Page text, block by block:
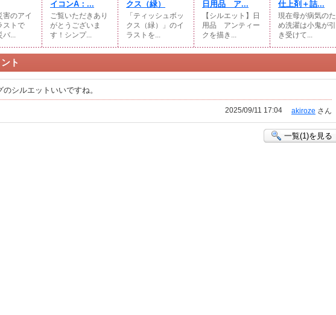
害のアイ
ストで
バ...
イコンA：...
ご覧いただきあり
がとうございま
す！シンプ...
クス（緑）
「ティッシュボッ
クス（緑）」のイ
ラストを...
日用品 ア...
【シルエット】日
用品 アンティー
クを描き...
仕上剤＋詰...
現在母が病気のた
め洗濯は小鬼が引
き受けて...
ト
シルエットいいですね。
akiroze さん
2025/09/11 17:04
一覧(1)を見る